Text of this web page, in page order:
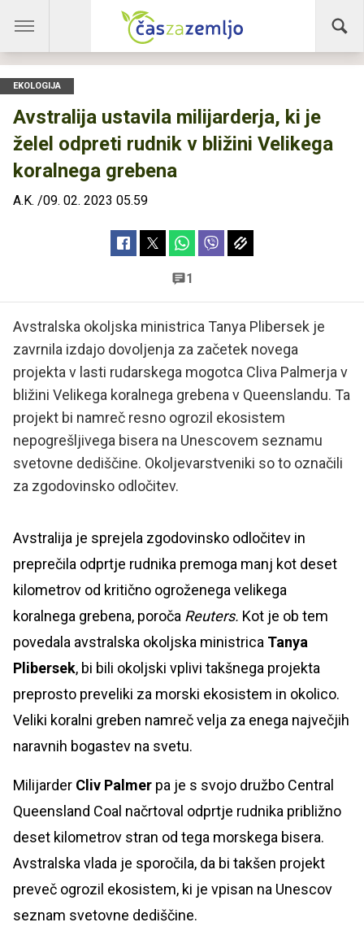
EKOLOGIJA
Avstralija ustavila milijarderja, ki je
želel odpreti rudnik v bližini Velikega
koralnega grebena
A.K. /09. 02. 2023 05.59
1
Avstralska okoljska ministrica Tanya Plibersek je
zavrnila izdajo dovoljenja za začetek novega
projekta v lasti rudarskega mogotca Cliva Palmerja v
bližini Velikega koralnega grebena v Queenslandu. Ta
projekt bi namreč resno ogrozil ekosistem
nepogrešljivega bisera na Unescovem seznamu
svetovne dediščine. Okoljevarstveniki so to označili
za zgodovinsko odločitev.
Avstralija je sprejela zgodovinsko odločitev in
preprečila odprtje rudnika premoga manj kot deset
kilometrov od kritično ogroženega velikega
koralnega grebena, poroča Reuters. Kot je ob tem
povedala avstralska okoljska ministrica Tanya
Plibersek, bi bili okoljski vplivi takšnega projekta
preprosto preveliki za morski ekosistem in okolico.
Veliki koralni greben namreč velja za enega največjih
naravnih bogastev na svetu.
Milijarder Cliv Palmer pa je s svojo družbo Central
Queensland Coal načrtoval odprtje rudnika približno
deset kilometrov stran od tega morskega bisera.
Avstralska vlada je sporočila, da bi takšen projekt
preveč ogrozil ekosistem, ki je vpisan na Unescov
seznam svetovne dediščine.